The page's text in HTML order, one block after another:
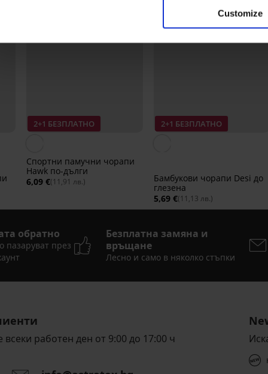
Customize
2+1 БЕЗПЛАТНО
Спортни памучни чорапи
Hawk по-дълги
6,09 €(11,91 лв.)
2+1 БЕЗПЛАТНО
Бамбукови чорапи Desi до
глезена
5,69 €(11,13 лв.)
обратно
пазаруват през
Безплатна замяна и
връщане
Лесно и само в няколко стъпки
работен ден от 9:00 до 17:00 ч